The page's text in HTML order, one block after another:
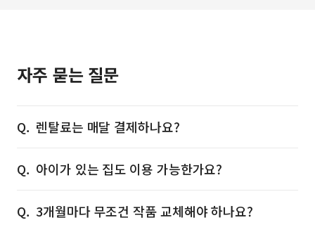
자주 묻는 질문
렌탈료는 매달 결제하나요?
아이가 있는 집도 이용 가능한가요?
3개월마다 무조건 작품 교체해야 하나요?